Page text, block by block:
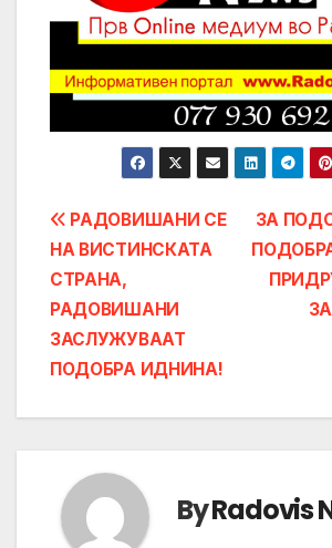
Post
navigation
ЗА
РАДОВИШАНИ СЕ
НА ВИСТИНСКАТА
СТРАНА,
РАДОВИШАНИ
ЗАСЛУЖУВААТ
ПОДОБРА ИДНИНА!
ByRadovis